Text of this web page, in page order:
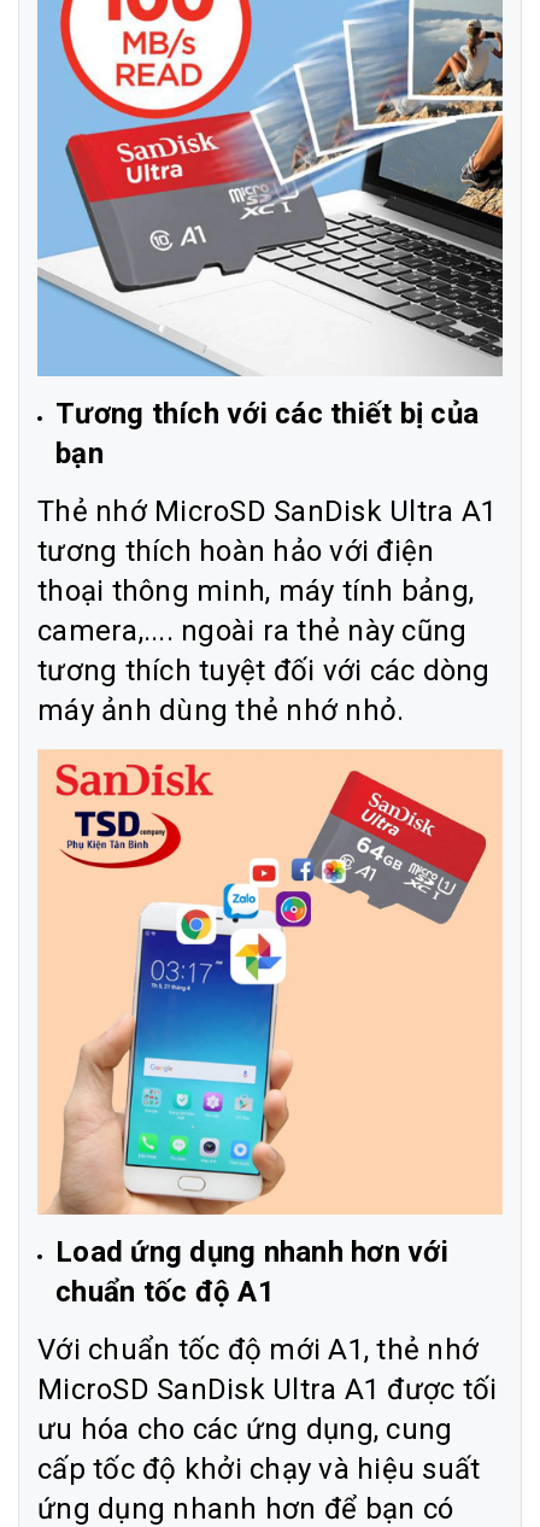
Tương thích với các thiết bị của
bạn
Thẻ nhớ MicroSD SanDisk Ultra A1
tương thích hoàn hảo với điện
thoại thông minh, máy tính bảng,
camera,.... ngoài ra thẻ này cũng
tương thích tuyệt đối với các dòng
máy ảnh dùng thẻ nhớ nhỏ.
Load ứng dụng nhanh hơn với
chuẩn tốc độ A1
Với chuẩn tốc độ mới A1, thẻ nhớ
MicroSD SanDisk Ultra A1 được tối
ưu hóa cho các ứng dụng, cung
cấp tốc độ khởi chạy và hiệu suất
ứng dụng nhanh hơn để bạn có